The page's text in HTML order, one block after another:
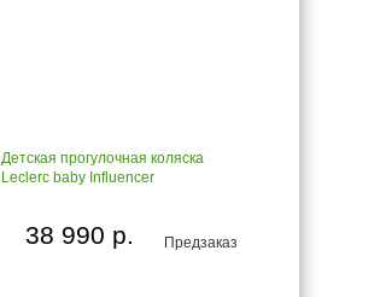
Детская прогулочная коляска
Leclerc baby Influencer
Предзаказ
38 990 р.